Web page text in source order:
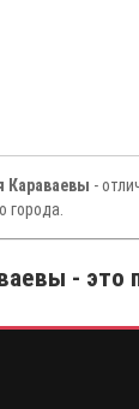
Караваевы -
города.
- это